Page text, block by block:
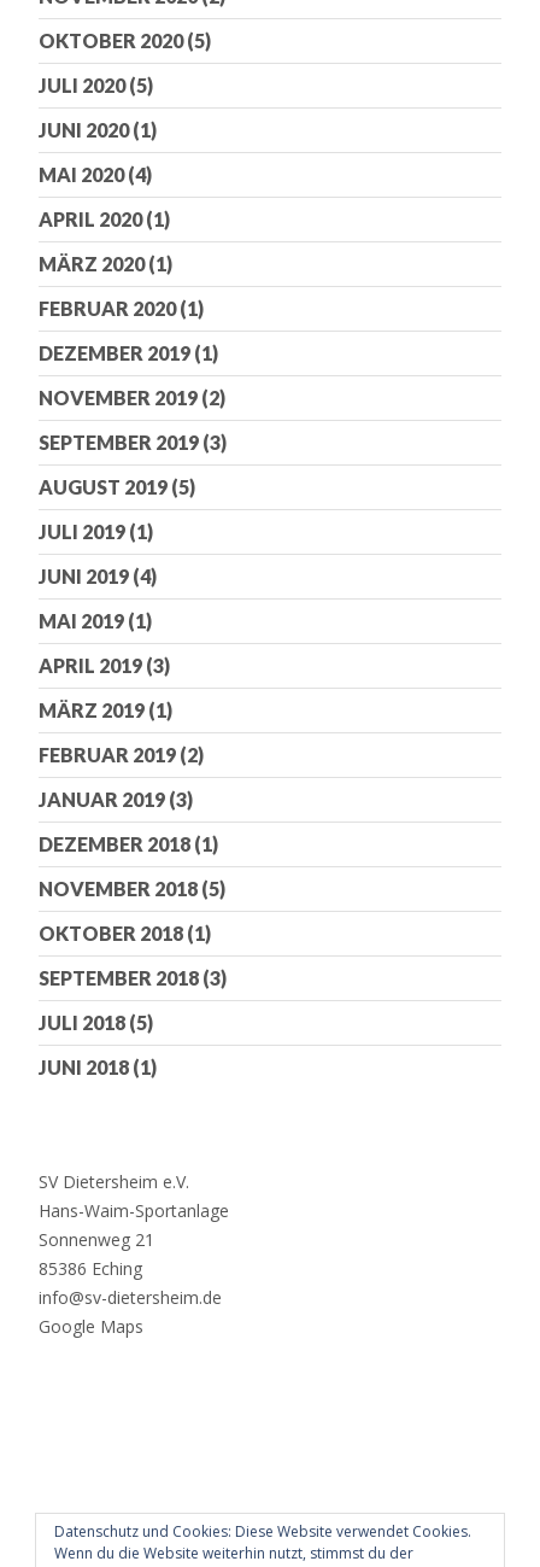
OKTOBER 2020(5)
JULI 2020(5)
JUNI 2020(1)
MAI 2020(4)
APRIL 2020(1)
MÄRZ 2020(1)
FEBRUAR 2020(1)
DEZEMBER 2019 (1)
NOVEMBER 2019 (2)
SEPTEMBER 2019 (3)
AUGUST 2019 (5)
JULI 2019 (1)
JUNI 2019 (4)
MAI 2019 (1)
APRIL 2019 (3)
MÄRZ 2019 (1)
FEBRUAR 2019 (2)
JANUAR 2019 (3)
DEZEMBER 2018 (1)
NOVEMBER 2018 (5)
OKTOBER 2018 (1)
SEPTEMBER 2018 (3)
JULI 2018 (5)
JUNI 2018 (1)
Datenschutz und Cookies: Diese Website verwendet Cookies.
Wenn du die Website weiterhin nutzt, stimmst du der
SV Dietersheim e.V.
Hans-Waim-Sportanlage
Sonnenweg 21
85386 Eching
info@sv-dietersheim.de
Google Maps